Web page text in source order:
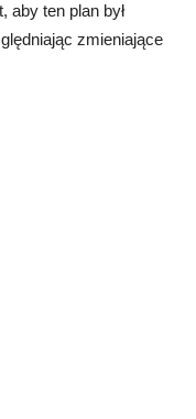
aby ten plan był
zmieniające